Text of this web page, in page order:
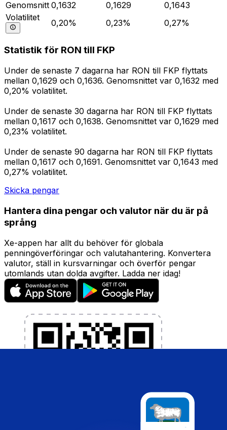
Genomsnitt 0,1632 0,1629
0,1643
Volatilitet
0,20% 0,23% 0,27%
Statistik för RON till FKP
Under de senaste 7 dagarna har RON till FKP flyttats
mellan 0,1629 och 0,1636. Genomsnittet var 0,1632 med
0,20% volatilitet.
Under de senaste 30 dagarna har RON till FKP flyttats
mellan 0,1617 och 0,1638. Genomsnittet var 0,1629 med
0,23% volatilitet.
Under de senaste 90 dagarna har RON till FKP flyttats
mellan 0,1617 och 0,1691. Genomsnittet var 0,1643 med
0,27% volatilitet.
Skicka pengar
Hantera dina pengar och valutor när du är på
språng
Xe-appen har allt du behöver för globala
penningöverföringar och valutahantering. Konvertera
valutor, ställ in kursvarningar och överför pengar
utomlands utan dolda avgifter. Ladda ner idag!